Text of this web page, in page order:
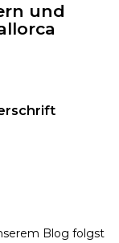
und
Blog folgst